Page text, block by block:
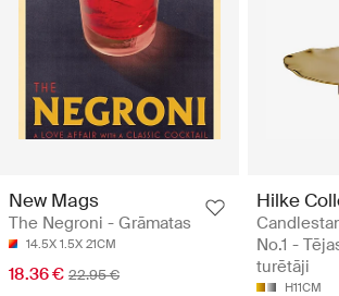
New Mags
The Negroni - Grāmatas
14.5X 1.5X 21CM
18.36 € 22.95 €
Hilke
No.1 -
turētāji
H11CM